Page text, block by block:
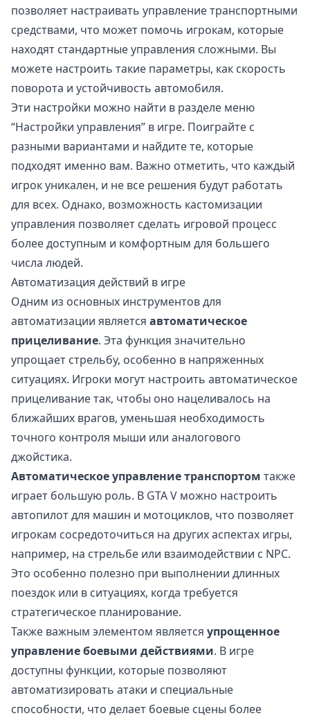
позволяет настраивать управление транспортными
средствами, что может помочь игрокам, которые
находят стандартные управления сложными. Вы
можете настроить такие параметры, как скорость
поворота и устойчивость автомобиля.
Эти настройки можно найти в разделе меню
“Настройки управления” в игре. Поиграйте с
разными вариантами и найдите те, которые
подходят именно вам. Важно отметить, что каждый
игрок уникален, и не все решения будут работать
для всех. Однако, возможность кастомизации
управления позволяет сделать игровой процесс
более доступным и комфортным для большего
числа людей.
Автоматизация действий в игре
Одним из основных инструментов для
автоматизации является автоматическое
прицеливание. Эта функция значительно
упрощает стрельбу, особенно в напряженных
ситуациях. Игроки могут настроить автоматическое
прицеливание так, чтобы оно нацеливалось на
ближайших врагов, уменьшая необходимость
точного контроля мыши или аналогового
джойстика.
Автоматическое управление транспортом также
играет большую роль. В GTA V можно настроить
автопилот для машин и мотоциклов, что позволяет
игрокам сосредоточиться на других аспектах игры,
например, на стрельбе или взаимодействии с NPC.
Это особенно полезно при выполнении длинных
поездок или в ситуациях, когда требуется
стратегическое планирование.
Также важным элементом является упрощенное
управление боевыми действиями. В игре
доступны функции, которые позволяют
автоматизировать атаки и специальные
способности, что делает боевые сцены более